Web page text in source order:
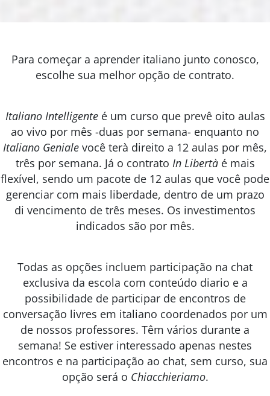
Para começar a aprender italiano junto conosco,
escolhe sua melhor opção de contrato.
Italiano Intelligenteé um curso que prevê oito aulas
ao vivo por mês -duas por semana- enquanto no
Italiano Geniale você terà direito a 12 aulas por mês,
três por semana. Já o contrato In Libertàé mais
flexível, sendo um pacote de 12 aulas que você pode
gerenciar com mais liberdade, dentro de um prazo
di vencimento de três meses. Os investimentos
indicados são por mês.
Todas as opções incluem participação na chat
exclusiva da escola com conteúdo diario e a
possibilidade de participar de encontros de
conversação livres em italiano coordenados por um
de nossos professores. Têm vários durante a
semana! Se estiver interessado apenas nestes
encontros e na participação ao chat, sem curso, sua
opção será o Chiacchieriamo.